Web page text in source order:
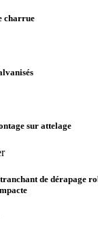
charrue
sur attelage
de dérapage